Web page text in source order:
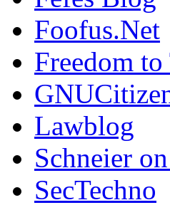
Foofus.Net
Freedom
Lawblog
Schneier
SecTechno